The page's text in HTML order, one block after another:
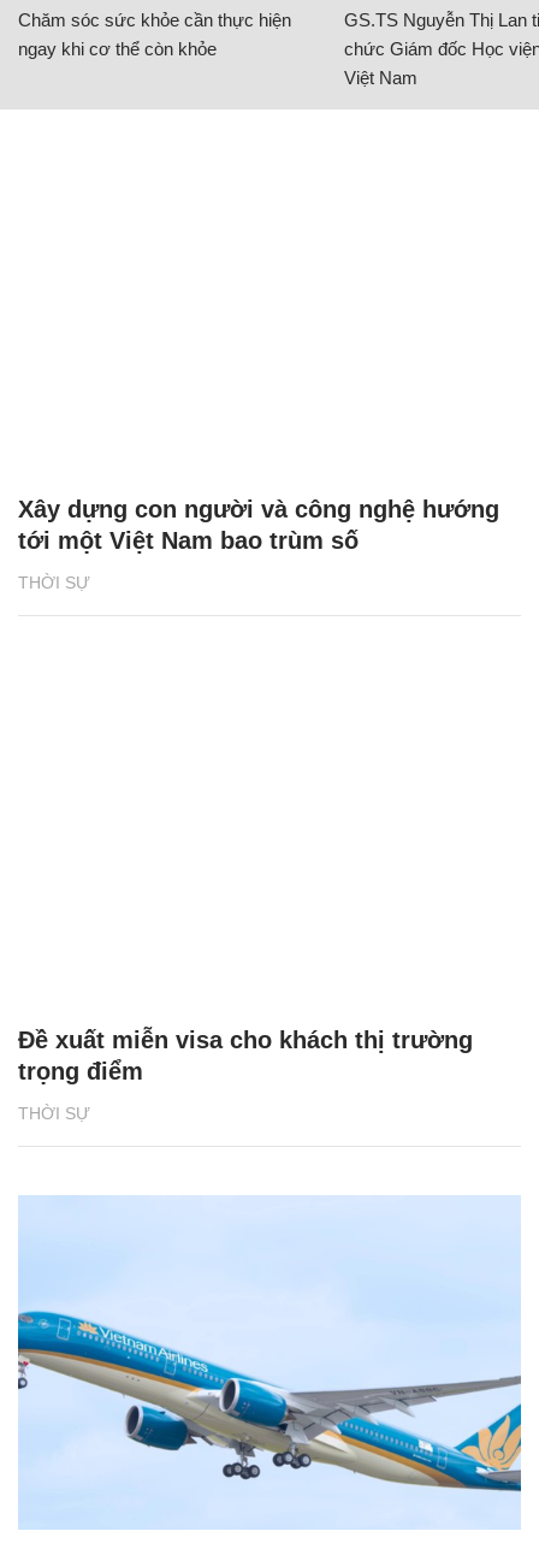
Chăm sóc sức khỏe cần thực hiện
ngay khi cơ thể còn khỏe
GS.TS Nguyễn Thị Lan
chức Giám đốc Học
Việt Nam
THỜI SỰ
Xây dựng con người và công nghệ hướng
tới một Việt Nam bao trùm số
THỜI SỰ
Đề xuất miễn visa cho khách thị trường
trọng điểm